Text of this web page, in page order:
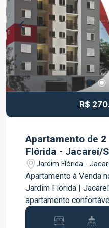
condicionado na sala;
dormitório; Ambientes
iluminados. O condomínio oferece segurança,
tranquilidade e
proporcionando
qualidade de vida para toda a
oportunidade para
condomínio fechado
Agende sua visita e
R$
Apartamento de
Flórida - Jacareí/
Jardim Flórida -
Apartamento à Venda
Jardim Flórida | Jacareí/SP Se você
apartamento
para morar, esta é uma
Localizado no